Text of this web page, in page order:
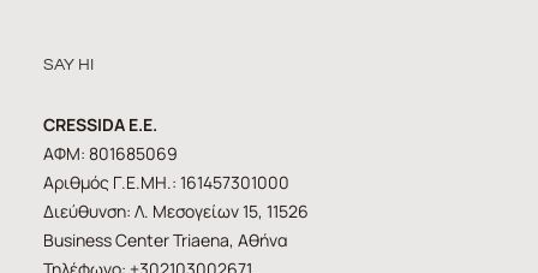
SAY HI
CRESSIDA E.E.
ΑΦΜ: 801685069
Αριθμός Γ.Ε.ΜΗ.: 161457301000
Διεύθυνση: Λ. Μεσογείων 15, 11526
Business Center Triaena, Αθήνα